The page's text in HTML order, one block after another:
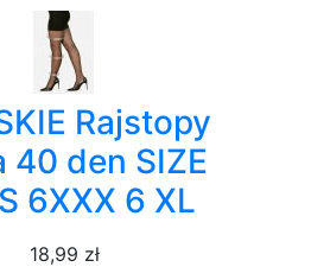
Rajstopy
40 den SIZE
6XXX 6 XL
18,99 zł